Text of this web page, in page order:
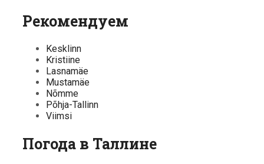
Рекомендуем
Kesklinn
Kristiine
Lasnamäe
Mustamäe
Nõmme
Põhja-Tallinn
Viimsi
Погода в Таллине